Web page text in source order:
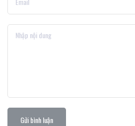
Gửi bình luận